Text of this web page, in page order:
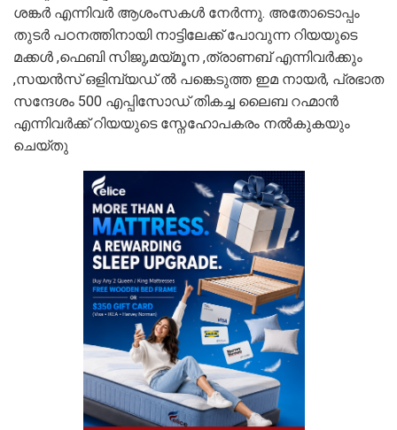
ശങ്കർ എന്നിവർ ആശംസകൾ നേർന്നു. അതോടൊപ്പം
തുടർ പഠനത്തിനായി നാട്ടിലേക്ക് പോവുന്ന റിയയുടെ
മക്കൾ ,ഫെബി സിജു,മയ്മൂന ,ത്രാണബ് എന്നിവർക്കും
,സയൻസ് ഒളിമ്പ്യഡ് ൽ പങ്കെടുത്ത ഇമ നായര്‍, പ്രഭാത
സന്ദേശം 500 എപ്പിസോഡ് തികച്ച ലൈബ റഹ്മാൻ
എന്നിവർക്ക് റിയയുടെ സ്നേഹോപകരം നൽകുകയും
ചെയ്തു